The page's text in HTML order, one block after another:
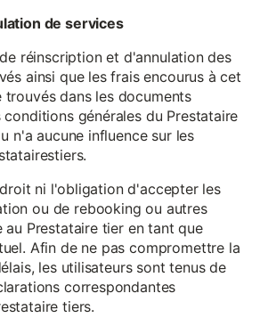
de services
réinscription et d'annulation des
ainsi que les frais encourus à cet
dans les documents
générales du Prestataire
n'a aucune influence sur les
ni l'obligation d'accepter les
ou de rebooking ou autres
Prestataire tier en tant que
Afin de ne pas compromettre la
les utilisateurs sont tenus de
correspondantes
tiers.